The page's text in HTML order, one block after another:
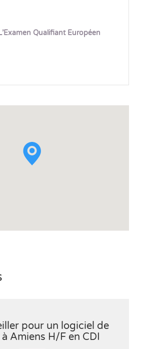
Qualifiant Européen
pour un logiciel de
Amiens H/F en CDI